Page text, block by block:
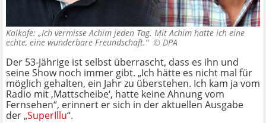
Kalkofe: „Ich vermisse Achim jeden Tag. Mit Achim hatte ich eine
echte, eine wunderbare Freundschaft." © DPA
Der 53-Jährige ist selbst überrascht, dass es ihn und
seine Show noch immer gibt. „Ich hätte es nicht mal für
möglich gehalten, ein Jahr zu überstehen. Ich kam ja vom
Radio mit ‚Mattscheibe‘, hatte keine Ahnung vom
Fernsehen“, erinnert er sich in der aktuellen Ausgabe
der „SuperIllu“.